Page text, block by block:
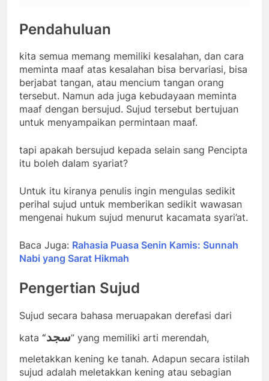
Pendahuluan
kita semua memang memiliki kesalahan, dan cara
meminta maaf atas kesalahan bisa bervariasi, bisa
berjabat tangan, atau mencium tangan orang
tersebut. Namun ada juga kebudayaan meminta
maaf dengan bersujud. Sujud tersebut bertujuan
untuk menyampaikan permintaan maaf.
tapi apakah bersujud kepada selain sang Pencipta
itu boleh dalam syariat?
Untuk itu kiranya penulis ingin mengulas sedikit
perihal sujud untuk memberikan sedikit wawasan
mengenai hukum sujud menurut kacamata syari’at.
Baca Juga: Rahasia Puasa Senin Kamis: Sunnah
Nabi yang Sarat Hikmah
Pengertian Sujud
Sujud secara bahasa meruapakan derefasi dari
kata “سجد” yang memiliki arti merendah,
meletakkan kening ke tanah. Adapun secara istilah
sujud adalah meletakkan kening atau sebagian